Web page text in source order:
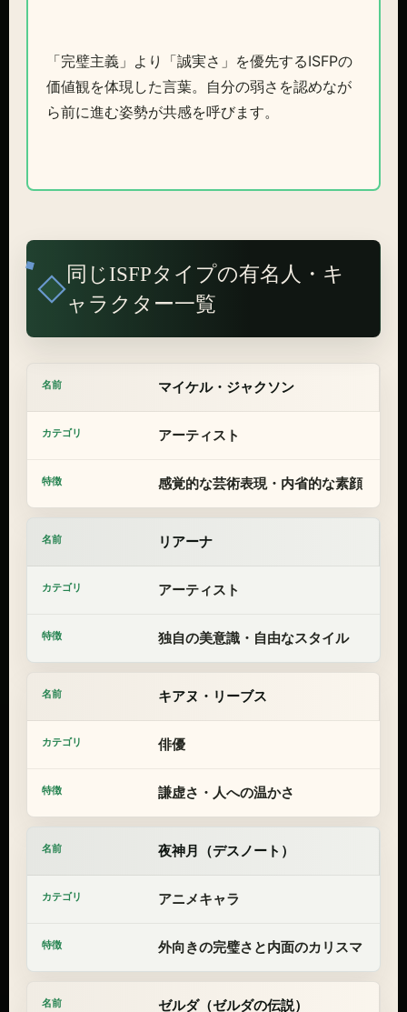
「完璧主義」より「誠実さ」を優先するISFPの
価値観を体現した言葉。自分の弱さを認めなが
ら前に進む姿勢が共感を呼びます。
同じISFPタイプの有名人・キ
ャラクター一覧
マイケル・ジャクソン
アーティスト
感覚的な芸術表現・内省的な素顔
リアーナ
アーティスト
独自の美意識・自由なスタイル
キアヌ・リーブス
俳優
謙虚さ・人への温かさ
夜神月（デスノート）
アニメキャラ
外向きの完璧さと内面のカリスマ
ゼルダ（ゼルダの伝説）